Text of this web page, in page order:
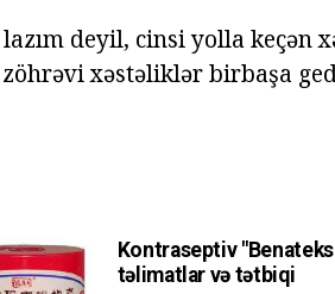
deyil, cinsi yolla keçən
xəstəliklər birbaşa
Kontraseptiv
təlimatlar və tətbiqi